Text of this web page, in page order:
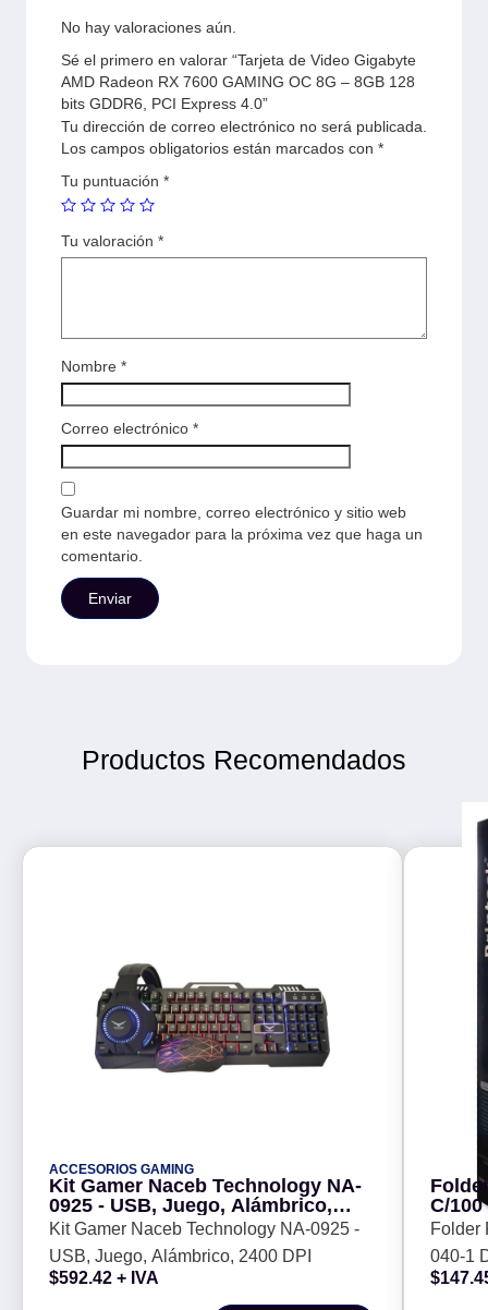
No hay valoraciones aún.
Sé el primero en valorar “Tarjeta de Video Gigabyte
AMD Radeon RX 7600 GAMING OC 8G – 8GB 128
bits GDDR6, PCI Express 4.0”
Tu dirección de correo electrónico no será publicada.
Los campos obligatorios están marcados con *
Tu puntuación *
Tu valoración *
Nombre *
Correo electrónico *
Guardar mi nombre, correo electrónico y sitio web
en este navegador para la próxima vez que haga un
comentario.
Productos Recomendados
ACCESORIOS GAMING
Kit Gamer Naceb Technology NA-
0925 - USB, Juego, Alámbrico,
2400 DPI
Kit Gamer Naceb Technology NA-0925 -
USB, Juego, Alámbrico, 2400 DPI
$592.42 + IVA
C/
cm
de
-
Folder
040-1
cm de
$